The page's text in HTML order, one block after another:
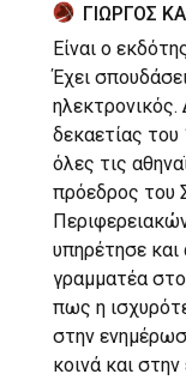
ΓΙΩΡΓΟΣ
Είναι ο
Έχει
δεκαετίας του
όλες τις
πρόεδρος του
υπηρέτησε και
γραμματέα
πως η
στην
κοινά και στην